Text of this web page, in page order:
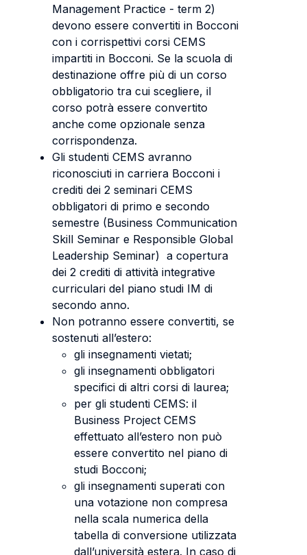
Management Practice - term 2)
devono essere convertiti in Bocconi
con i corrispettivi corsi CEMS
impartiti in Bocconi. Se la scuola di
destinazione offre più di un corso
obbligatorio tra cui scegliere, il
corso potrà essere convertito
anche come opzionale senza
corrispondenza.
Gli studenti CEMS avranno
riconosciuti in carriera Bocconi i
crediti dei 2 seminari CEMS
obbligatori di primo e secondo
semestre (Business Communication
Skill Seminar e Responsible Global
Leadership Seminar) a copertura
dei 2 crediti di attività integrative
curriculari del piano studi IM di
secondo anno.
Non potranno essere convertiti, se
sostenuti all’estero:
gli insegnamenti vietati;
gli insegnamenti obbligatori
specifici di altri corsi di laurea;
per gli studenti CEMS: il
Business Project CEMS
effettuato all’estero non può
essere convertito nel piano di
studi Bocconi;
gli insegnamenti superati con
una votazione non compresa
nella scala numerica della
tabella di conversione utilizzata
dall’università estera. In caso di